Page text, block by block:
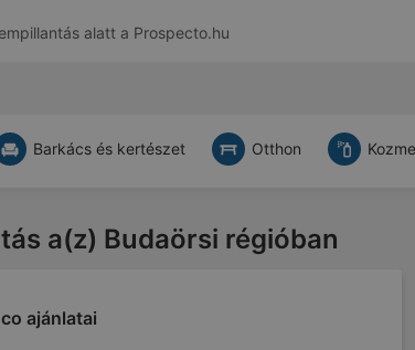
alatt a Prospecto.hu
Barkács és kertészet Otthon
a(z) Budaörsi régióban
ajánlatai